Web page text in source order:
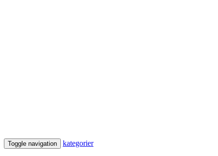
Toggle navigation kategorier